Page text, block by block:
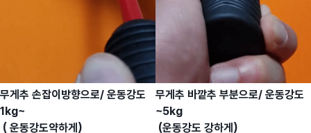
무게추 손잡이방향으로/ 운동강도
1kg~
( 운동강도약하게)
무게추 바깥추 부분으로/ 운동강도
~5kg
(운동강도 강하게)